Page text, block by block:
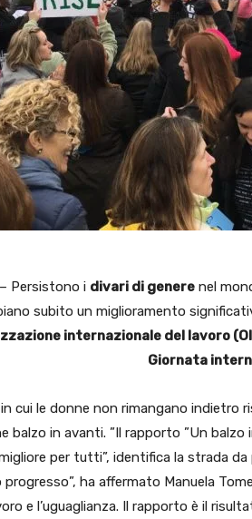
Persistono i divari di genere nel
subito un miglioramento
internazionale del lavoro
Giornata
cui le donne non rimangano indietro
balzo in avanti. ”Il rapporto ”Un balzo
per tutti”, identifica la strada
ha affermato Manuela
e l’uguaglianza. Il rapporto è il